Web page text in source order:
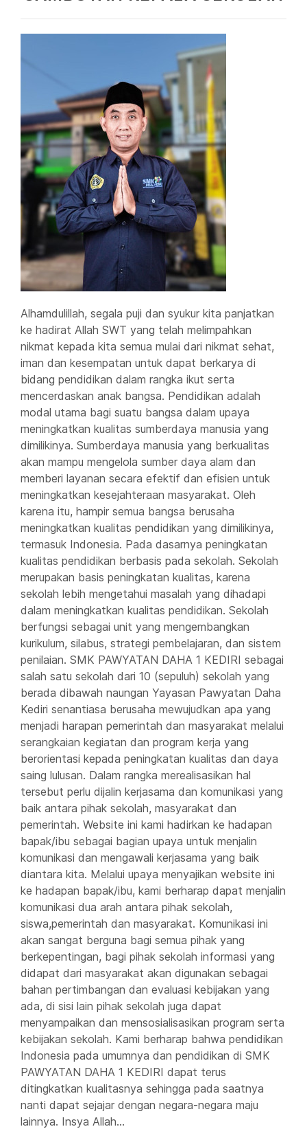
Alhamdulillah, segala puji dan syukur kita panjatkan
ke hadirat Allah SWT yang telah melimpahkan
nikmat kepada kita semua mulai dari nikmat sehat,
iman dan kesempatan untuk dapat berkarya di
bidang pendidikan dalam rangka ikut serta
mencerdaskan anak bangsa. Pendidikan adalah
modal utama bagi suatu bangsa dalam upaya
meningkatkan kualitas sumberdaya manusia yang
dimilikinya. Sumberdaya manusia yang berkualitas
akan mampu mengelola sumber daya alam dan
memberi layanan secara efektif dan efisien untuk
meningkatkan kesejahteraan masyarakat. Oleh
karena itu, hampir semua bangsa berusaha
meningkatkan kualitas pendidikan yang dimilikinya,
termasuk Indonesia. Pada dasarnya peningkatan
kualitas pendidikan berbasis pada sekolah. Sekolah
merupakan basis peningkatan kualitas, karena
sekolah lebih mengetahui masalah yang dihadapi
dalam meningkatkan kualitas pendidikan. Sekolah
berfungsi sebagai unit yang mengembangkan
kurikulum, silabus, strategi pembelajaran, dan sistem
penilaian. SMK PAWYATAN DAHA 1 KEDIRI sebagai
salah satu sekolah dari 10 (sepuluh) sekolah yang
berada dibawah naungan Yayasan Pawyatan Daha
Kediri senantiasa berusaha mewujudkan apa yang
menjadi harapan pemerintah dan masyarakat melalui
serangkaian kegiatan dan program kerja yang
berorientasi kepada peningkatan kualitas dan daya
saing lulusan. Dalam rangka merealisasikan hal
tersebut perlu dijalin kerjasama dan komunikasi yang
baik antara pihak sekolah, masyarakat dan
pemerintah. Website ini kami hadirkan ke hadapan
bapak/ibu sebagai bagian upaya untuk menjalin
komunikasi dan mengawali kerjasama yang baik
diantara kita. Melalui upaya menyajikan website ini
ke hadapan bapak/ibu, kami berharap dapat menjalin
komunikasi dua arah antara pihak sekolah,
siswa,pemerintah dan masyarakat. Komunikasi ini
akan sangat berguna bagi semua pihak yang
berkepentingan, bagi pihak sekolah informasi yang
didapat dari masyarakat akan digunakan sebagai
bahan pertimbangan dan evaluasi kebijakan yang
ada, di sisi lain pihak sekolah juga dapat
menyampaikan dan mensosialisasikan program serta
kebijakan sekolah. Kami berharap bahwa pendidikan
Indonesia pada umumnya dan pendidikan di SMK
PAWYATAN DAHA 1 KEDIRI dapat terus
ditingkatkan kualitasnya sehingga pada saatnya
nanti dapat sejajar dengan negara-negara maju
lainnya. Insya Allah...